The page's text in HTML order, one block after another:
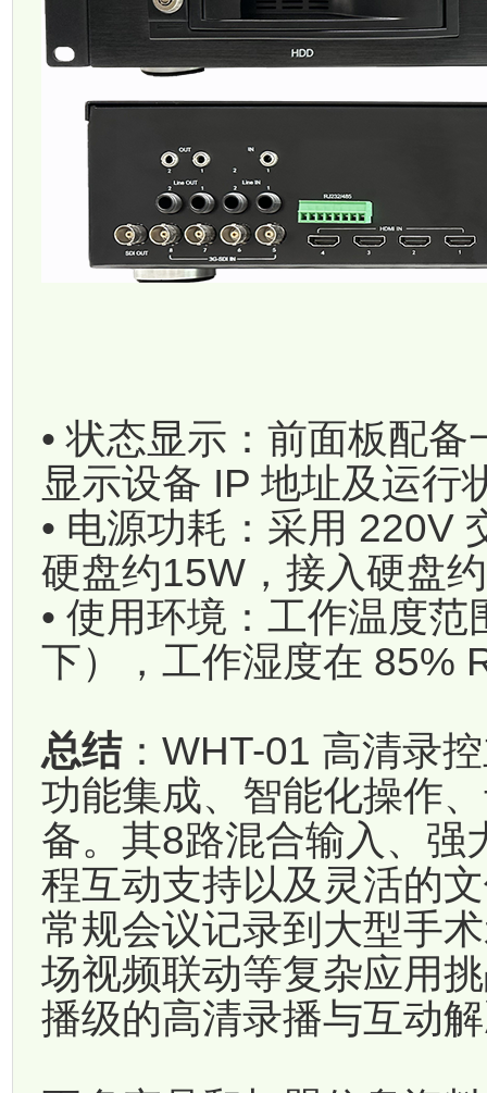
• 状态显示：前面板配
显示设备 IP 地址及运行
• 电源功耗：采用 220V
硬盘约15W，接入硬盘
• 使用环境：工作温度
下），工作湿度在 85%
总结：WHT-01 高清录
功能集成、智能化操作
备。其8路混合输入、强
程互动支持以及灵活的
常规会议记录到大型手
场视频联动等复杂应用
播级的高清录播与互动